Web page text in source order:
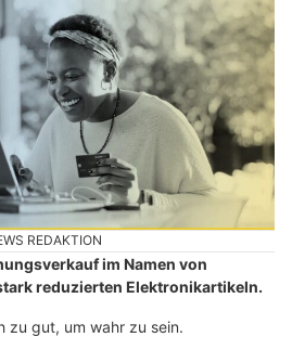
REDAKTION
im Namen von
reduzierten Elektronikartikeln.
zu gut, um wahr zu sein.